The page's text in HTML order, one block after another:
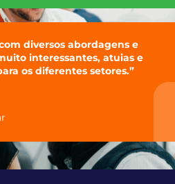
diversos abordagens e
interessantes, atuias e
os diferentes setores.”